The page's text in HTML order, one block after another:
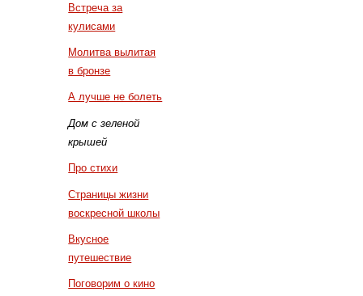
Встреча за
кулисами
Молитва вылитая
в бронзе
А лучше не болеть
Дом с зеленой
крышей
Про стихи
Страницы жизни
воскресной школы
Вкусное
путешествие
Поговорим о кино